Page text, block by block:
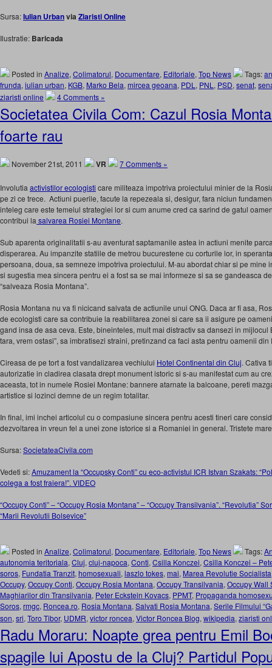
Sursa:Iulian Urbanvia Ziaristi Online
Ilustratie: Baricada
Posted in Analize, Colimatorul, Documentare, Editoriale, Top News Tags:
frunda, iulian urban, KGB, Marko Bela, mircea geoana, PDL , PNL , PSD, senat,
ziaristi online
4 Comments »
Societatea Civila Com: Cazul Rosia
foarte rau
November 21st, 2011 VR 7 Comments »
Involutia activistilor ecologisti care militeaza impotriva proiectului minier de la
pe zi ce trece. Actiuni puerile, facute la repezeala si, desigur, fara niciun
inteleg care este temeiul strategiei lor si cum anume cred ca sarind de gatul
contribui la salvarea Rosiei Montane.
Sub aparenta originalitatii s-au aventurat saptamanile astea in actiuni menite
disperarea. Au impanzite statiile de metrou bucurestene cu corturile lor, in
persoana, doua, sa semneze impotriva proiectului. M-au abordat chiar si pe mine
si sugestia mea sincera pentru ei a fost sa se mai informeze si sa se gandeasca
“salveaza Rosia Montana”.
Rosia Montana nu va fi nicicand salvata de actiunile unui ONG. Daca ar fi asa,
de ecologisti care sa contribuie la reabilitarea zonei si care sa ii asigure pe
gand insa de asa ceva. Este, bineinteles, mult mai distractiv sa dansezi in mijlocul
tara, vrem ostasi”, sa imbratisezi straini, pretinzand ca faci asta pentru oamenii
Cireasa de pe tort a fost vandalizarea vechiului Hotel Continental din Cluj. Cativa
autorizatie in cladirea clasata drept monument istoric si s-au manifestat cum au
aceasta, tot in numele Rosiei Montane: bannere atarnate la balcoane, pereti
artistice si lozinci demne de un regim totalitar.
In final, imi inchei articolul cu o compasiune sincera pentru acesti tineri care
dezvoltarea in vreun fel a unei zone istorice si a Romaniei in general. Tristete
Sursa:SocietateaCivila.com
Vedeti si:Amuzament la “Occupsky Conti” cu eco-activistul ICR Istvan Szakats:
colega a fost fraiera!”. VIDEO
“Occupy Conti” – “Occupy Rosia Montana” – “Occupy Transilvania”. “Revolutia”
“Marii Revolutii Bolsevice”
Posted in Analize, Colimatorul, Documentare, Editoriale, Top News Tags:
autonomia teritoriala, Cluj, cluj-napoca, Conti, Csilla Konczei, Csilla Konczei –
soros, Fundatia Tranzit, homosexuali, laszlo tokes, mai, Marea Revolutie Socialista
Occupy, Occupy Conti, Occupy Rosia Montana, Occupy Transilvania, Occupy Wall
Maghiarilor din Transilvania, Peter Eckstein Kovacs, PPMT, Propaganda
Soros, rmgc, Roncea.ro, Rosia Montana, Salvati Rosia Montana, Serile Filmului
son, sri, Toro Tibor, UDMR, victor roncea, Victor Roncea Blog, wikipedia, ziaristi
Radu Moraru: Noapte grea pentru Emil
spagile lui Apostu de la Cluj? Partidul